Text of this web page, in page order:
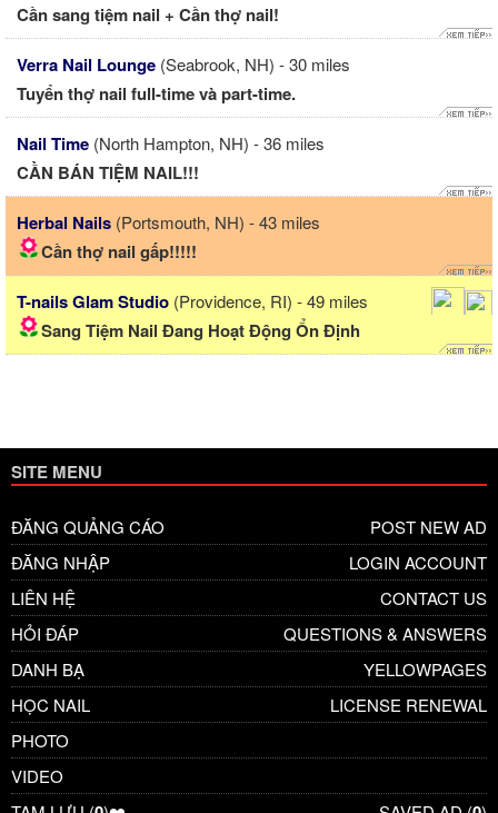
Cần sang tiệm nail + Cần thợ nail!
Verra Nail Lounge (Seabrook, NH) - 30 miles
Tuyển thợ nail full-time và part-time.
Nail Time (North Hampton, NH) - 36 miles
CẦN BÁN TIỆM NAIL!!!
Herbal Nails (Portsmouth, NH) - 43 miles
Cần thợ nail gấp!!!!!
T-nails Glam Studio (Providence, RI) - 49 miles
Sang Tiệm Nail Đang Hoạt Động Ổn Định
SITE MENU
ĐĂNG QUẢNG CÁO
POST NEW AD
ĐĂNG NHẬP
LOGIN ACCOUNT
LIÊN HỆ
CONTACT US
HỎI ĐÁP
QUESTIONS & ANSWERS
DANH BẠ
YELLOWPAGES
HỌC NAIL
LICENSE RENEWAL
PHOTO
VIDEO